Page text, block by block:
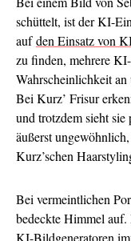
schüttelt, ist der KI-
aufden Einsatz von
zu finden, mehrere
Wahrscheinlichkeit
Bei Kurz’ Frisur
und trotzdem sieht sie
äußerst
Kurz’schen
Bei vermeintlichen
bedeckte Himmel auf.